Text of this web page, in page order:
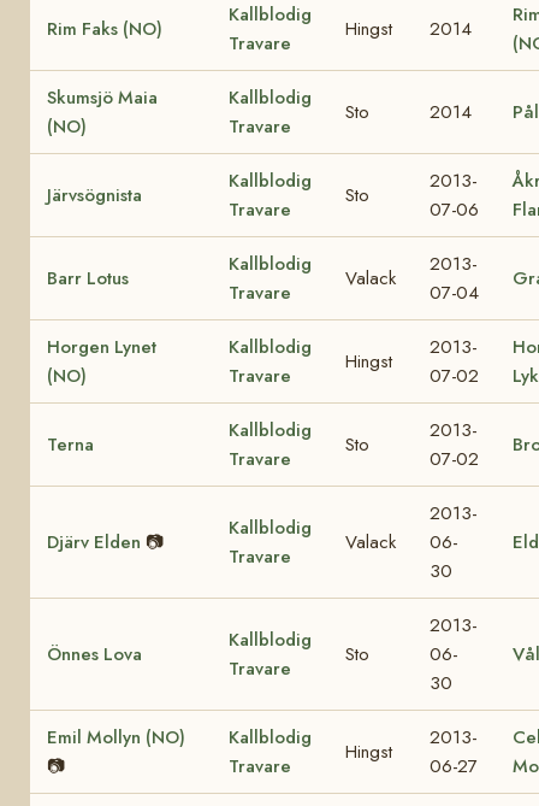
Rim Faks (NO)
Kallblodig
Travare
Hingst 2014
Skumsjö Maia
(NO)
Kallblodig
Travare
Sto 2014
Järvsögnista
Kallblodig
Travare
Sto
2013-
07-06
Barr Lotus
Kallblodig
Travare
Valack
2013-
07-04
Horgen Lynet
(NO)
Kallblodig
Travare
Hingst
2013-
07-02
Terna
Kallblodig
Travare
Sto
2013-
07-02
Djärv Elden 📷
Kallblodig
Travare
Valack
2013-
06-
30
Önnes Lova
Kallblodig
Travare
Sto
2013-
06-
30
Emil Mollyn (NO)
📷
Kallblodig
Travare
Hingst
2013-
06-27